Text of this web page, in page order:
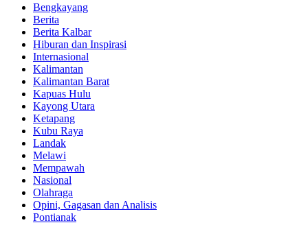
Bengkayang
Berita
Berita Kalbar
Hiburan dan Inspirasi
Internasional
Kalimantan
Kalimantan Barat
Kapuas Hulu
Kayong Utara
Ketapang
Kubu Raya
Landak
Melawi
Mempawah
Nasional
Olahraga
Opini, Gagasan dan Analisis
Pontianak